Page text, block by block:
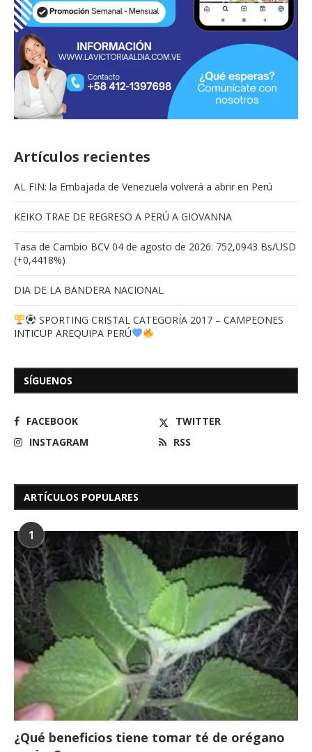
Artículos recientes
AL FIN: la Embajada de Venezuela volverá a abrir en Perú
KEIKO TRAE DE REGRESO A PERÚ A GIOVANNA
Tasa de Cambio BCV 04 de agosto de 2026: 752,0943 Bs/USD
(+0,4418%)
DIA DE LA BANDERA NACIONAL
SPORTING CRISTAL CATEGORÍA 2017 – CAMPEONES
INTICUP AREQUIPA PERÚ
SÍGUENOS
FACEBOOK
TWITTER
INSTAGRAM
RSS
ARTÍCULOS POPULARES
1
¿Qué beneficios tiene tomar té de orégano